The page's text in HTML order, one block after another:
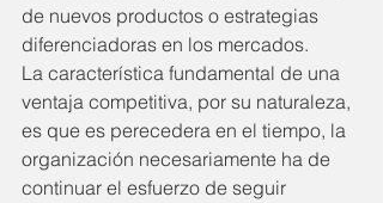
de nuevos productos o estrategias
diferenciadoras en los mercados.
La característica fundamental de una
ventaja competitiva, por su naturaleza,
es que es perecedera en el tiempo, la
organización necesariamente ha de
continuar el esfuerzo de seguir